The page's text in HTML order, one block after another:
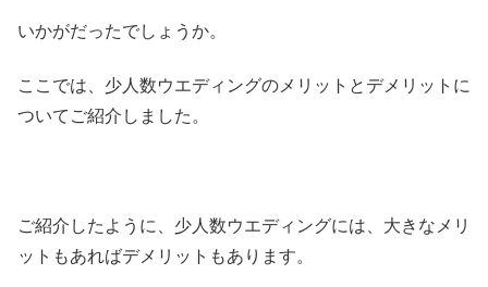
いかがだったでしょうか。
ここでは、少人数ウエディングのメリットとデメリットに
ついてご紹介しました。
ご紹介したように、少人数ウエディングには、大きなメリ
ットもあればデメリットもあります。